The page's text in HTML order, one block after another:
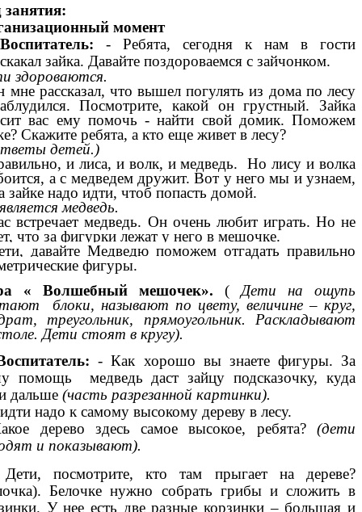
занятия:
момент
- Ребята, сегодня к нам в гости
зайка. Давайте поздороваемся с зайчонком.
здороваются.
мне рассказал, что вышел погулять из дома по лесу
Посмотрите, какой он грустный. Зайка
вас ему помочь - найти свой домик. Поможем
Скажите ребята, а кто еще живет в лесу?
детей.)
и лиса, и волк, и медведь. Но лису и волка
а с медведем дружит. Вот у него мы и узнаем,
зайке надо идти, чтоб попасть домой.
медведь.
встречает медведь. Он очень любит играть. Но не
что за фигурки лежат у него в мешочке.
давайте Медведю поможем отгадать правильно
фигуры.
«Волшебный мешочек».(
Дети на ощупь
блоки, называют по цвету, величине – круг,
треугольник, прямоугольник. Раскладывают
Дети стоят в кругу).
- Как хорошо вы знаете фигуры. За
помощь медведь даст зайцу подсказочку, куда
дальше(часть разрезанной картинки).
надо к самому высокому дереву в лесу.
дерево здесь самое высокое, ребята? (дети
и показывают).
посмотрите, кто там прыгает на дереве?
Белочке нужно собрать грибы и сложить в
У нее есть две разные корзинки – большая и